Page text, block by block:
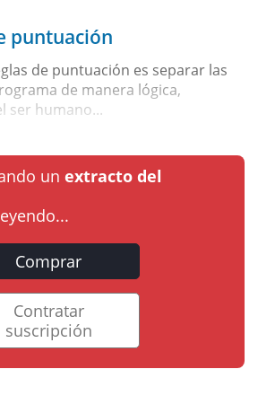
puntuación
de puntuación es separar las
de manera lógica,
ser humano...
un extracto del
Comprar
Contratar
suscripción